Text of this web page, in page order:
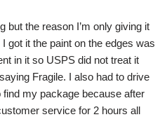
but the reason I’m only giving it
got it the paint on the edges was
in it so USPS did not treat it
Fragile. I also had to drive
my package because after
service for 2 hours all